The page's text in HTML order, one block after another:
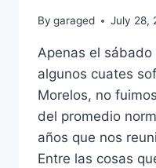
By garaged July 28,
Apenas el
algunos cuates
Morelos, no
del promedio
años que nos
Entre las cosas